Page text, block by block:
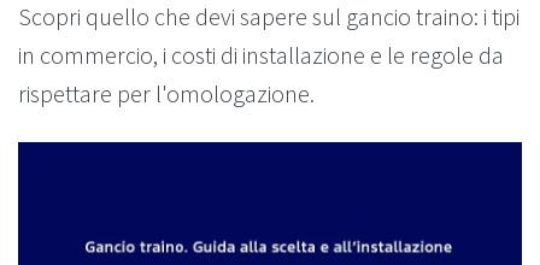
Scopri quello che devi sapere sul gancio traino: i tipi
in commercio, i costi di installazione e le regole da
rispettare per l'omologazione.